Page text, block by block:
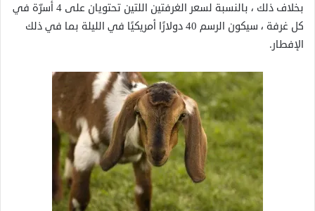
بخلاف ذلك ، بالنسبة لسعر الغرفتين اللتين تحتويان على 4 أسرّة في
كل غرفة ، سيكون الرسم 40 دولارًا أمريكيًا في الليلة بما في ذلك
الإفطار.